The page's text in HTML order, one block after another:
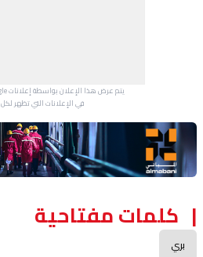
في الإعلانات التي تظهر
Advertisement Section
كلمات مفتاحية
بري